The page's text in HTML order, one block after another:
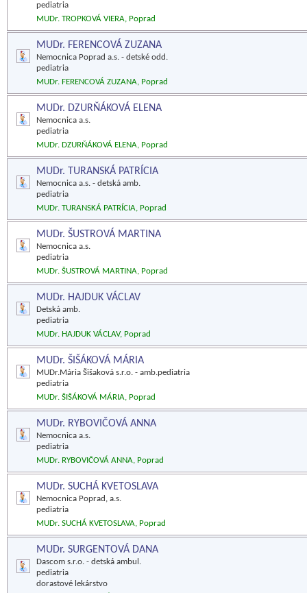
pediatria
MUDr. TROPKOVÁ VIERA, Poprad
MUDr. FERENCOVÁ ZUZANA
Nemocnica Poprad a.s. - detské odd.
pediatria
MUDr. FERENCOVÁ ZUZANA, Poprad
MUDr. DZURŇÁKOVÁ ELENA
Nemocnica a.s.
pediatria
MUDr. DZURŇÁKOVÁ ELENA, Poprad
MUDr. TURANSKÁ PATRÍCIA
Nemocnica a.s. - detská amb.
pediatria
MUDr. TURANSKÁ PATRÍCIA, Poprad
MUDr. ŠUSTROVÁ MARTINA
Nemocnica a.s.
pediatria
MUDr. ŠUSTROVÁ MARTINA, Poprad
MUDr. HAJDUK VÁCLAV
Detská amb.
pediatria
MUDr. HAJDUK VÁCLAV, Poprad
MUDr. ŠIŠÁKOVÁ MÁRIA
MUDr.Mária Šišaková s.r.o. - amb.pediatria
pediatria
MUDr. ŠIŠÁKOVÁ MÁRIA, Poprad
MUDr. RYBOVIČOVÁ ANNA
Nemocnica a.s.
pediatria
MUDr. RYBOVIČOVÁ ANNA, Poprad
MUDr. SUCHÁ KVETOSLAVA
Nemocnica Poprad, a.s.
pediatria
MUDr. SUCHÁ KVETOSLAVA, Poprad
MUDr. SURGENTOVÁ DANA
Dascom s.r.o. - detská ambul.
pediatria
dorastové lekárstvo